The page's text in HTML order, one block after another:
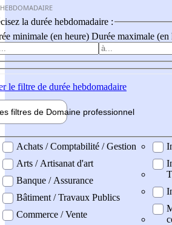
la durée hebdomadaire :
minimale (en heure) Durée maximale (en
le filtre de durée hebdomadaire
filtres de Domaine professionnel
professionel
Achats / Comptabilité / Gestion
Arts / Artisanat d'art
Banque / Assurance
Bâtiment / Travaux Publics
Commerce / Vente